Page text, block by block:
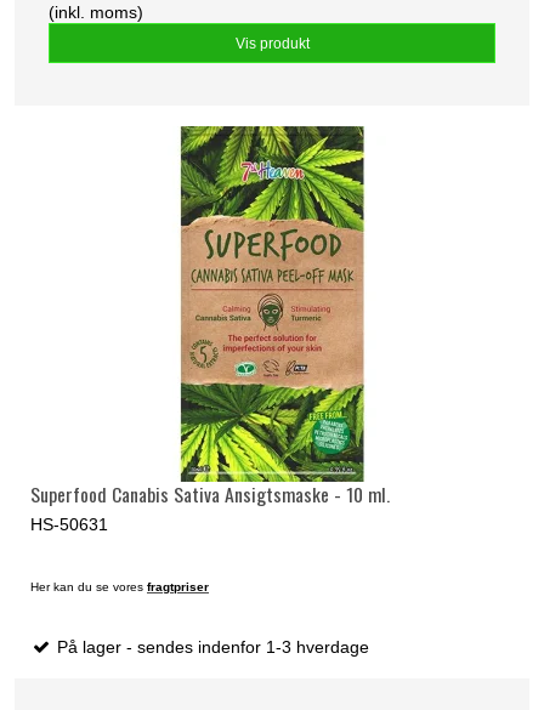
(inkl. moms)
Vis produkt
Superfood Canabis Sativa Ansigtsmaske - 10 ml.
HS-50631
Her kan du se vores fragtpriser
På lager - sendes indenfor 1-3 hverdage